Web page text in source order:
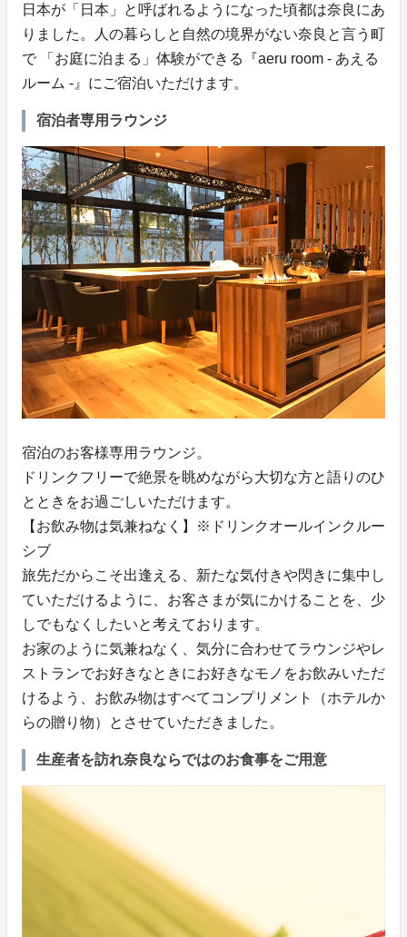
日本が「日本」と呼ばれるようになった頃都は奈良にあ
りました。人の暮らしと自然の境界がない奈良と言う町
で 「お庭に泊まる」体験ができる『aeru room - あえる
ルーム -』にご宿泊いただけます。
宿泊者専用ラウンジ
宿泊のお客様専用ラウンジ。
ドリンクフリーで絶景を眺めながら大切な方と語りのひ
とときをお過ごしいただけます。
【お飲み物は気兼ねなく】※ドリンクオールインクルー
シブ
旅先だからこそ出逢える、新たな気付きや閃きに集中し
ていただけるように、お客さまが気にかけることを、少
しでもなくしたいと考えております。
お家のように気兼ねなく、気分に合わせてラウンジやレ
ストランでお好きなときにお好きなモノをお飲みいただ
けるよう、お飲み物はすべてコンプリメント（ホテルか
らの贈り物）とさせていただきました。
生産者を訪れ奈良ならではのお食事をご用意